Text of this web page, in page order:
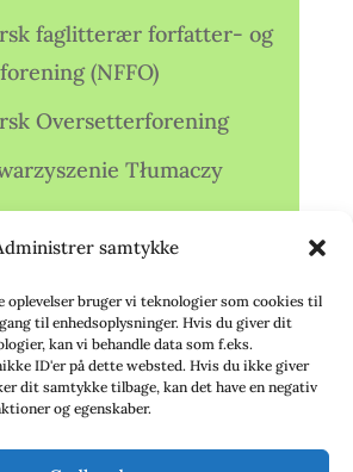
samtykke
oplevelser bruger vi teknologier som cookies til
til enhedsoplysninger. Hvis du giver dit
kan vi behandle data som f.eks.
ID'er på dette websted. Hvis du ikke giver
dit samtykke tilbage, kan det have en negativ
og egenskaber.
faglitterær forfatter- og
(NFFO)
Oversetterforening
Tłumaczy
Translators
(TA)
(Ö.)
(ÖC)